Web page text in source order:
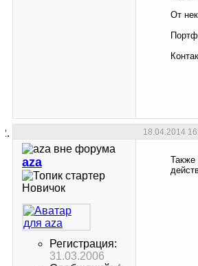
От
18.04.2014
aza
Новичок
Регистрация:
31.03.2006
Также